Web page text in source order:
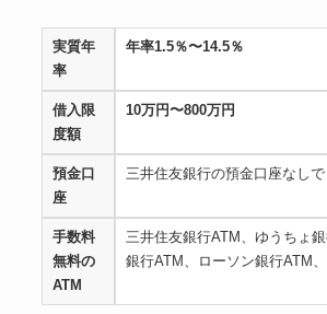
実質年
率
年率1.5％〜14.5％
借入限
度額
10万円〜800万円
預金口
座
三井住友銀行の預金口座なし
手数料
無料の
ATM
三井住友銀行ATM、ゆうちょ
銀行ATM、ローソン銀行ATM